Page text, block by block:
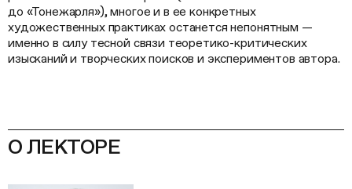
до «Тонежарля»), многое и в ее конкретных
художественных практиках останется непонятным —
именно в силу тесной связи теоретико-критических
изысканий и творческих поисков и экспериментов автора.
О ЛЕКТОРЕ